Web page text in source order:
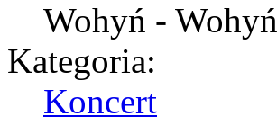
Wohyń - Wohyń
Kategoria:
Koncert